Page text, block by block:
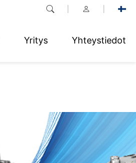
Yritys Yhteystiedot